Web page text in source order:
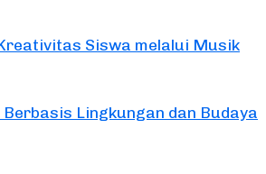
Siswa melalui Musik
Lingkungan dan Budaya